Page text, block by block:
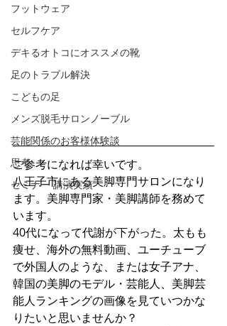
フットウェア
セルフケア
デキるオトコにオススメの靴
足のトラブル解決
こどもの足
メンズ脱毛サロンノーブル
芸能関係のお客様体験談
思考
セミナー 講演実績
ご参考になれば幸いです。
八王子市にある美脚専門サロンになり
ます。美脚専門家・美脚講師を務めて
います。
40代になって代謝が下がった。太もも
痩せ、海外の無料動画、ユーチューブ
で外国人のような、または女子アナ、
韓国の美脚のモデル・芸能人、美脚芸
能人ランキングの画像を見ていつかな
りたいと思いませんか？